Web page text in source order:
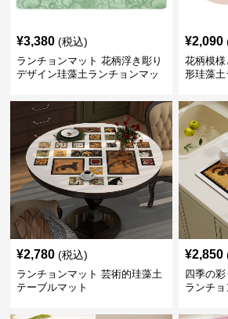
¥3,380 (税込)
ランチョンマット 花柄浮き彫り
デザイン珪藻土ランチョンマッ
¥2,090
花柄模様
形珪藻土
¥2,780 (税込)
ランチョンマット 芸術的珪藻土
テーブルマット
¥2,850
四季の
ランチョ